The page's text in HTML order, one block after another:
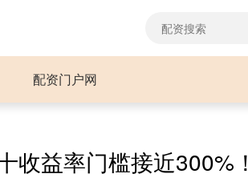
配资门户网
收益率门槛接近300%！